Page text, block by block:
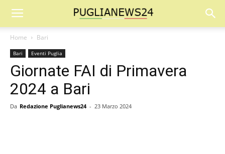
Home Bari
Bari Eventi Puglia
Giornate FAI di Primavera
2024 a Bari
Da Redazione Puglianews24 - 23 Marzo 2024